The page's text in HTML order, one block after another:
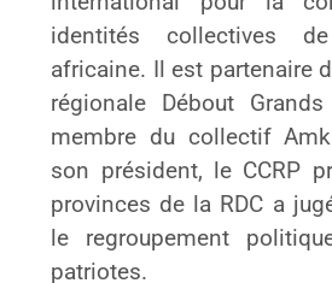
identités collectives
africaine. Il est partenaire
régionale Débout
membre du collectif
son président, le CCRP
provinces de la RDC a
le regroupement
patriotes.